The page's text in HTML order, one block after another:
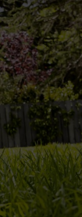
durante a
à sombra crescem